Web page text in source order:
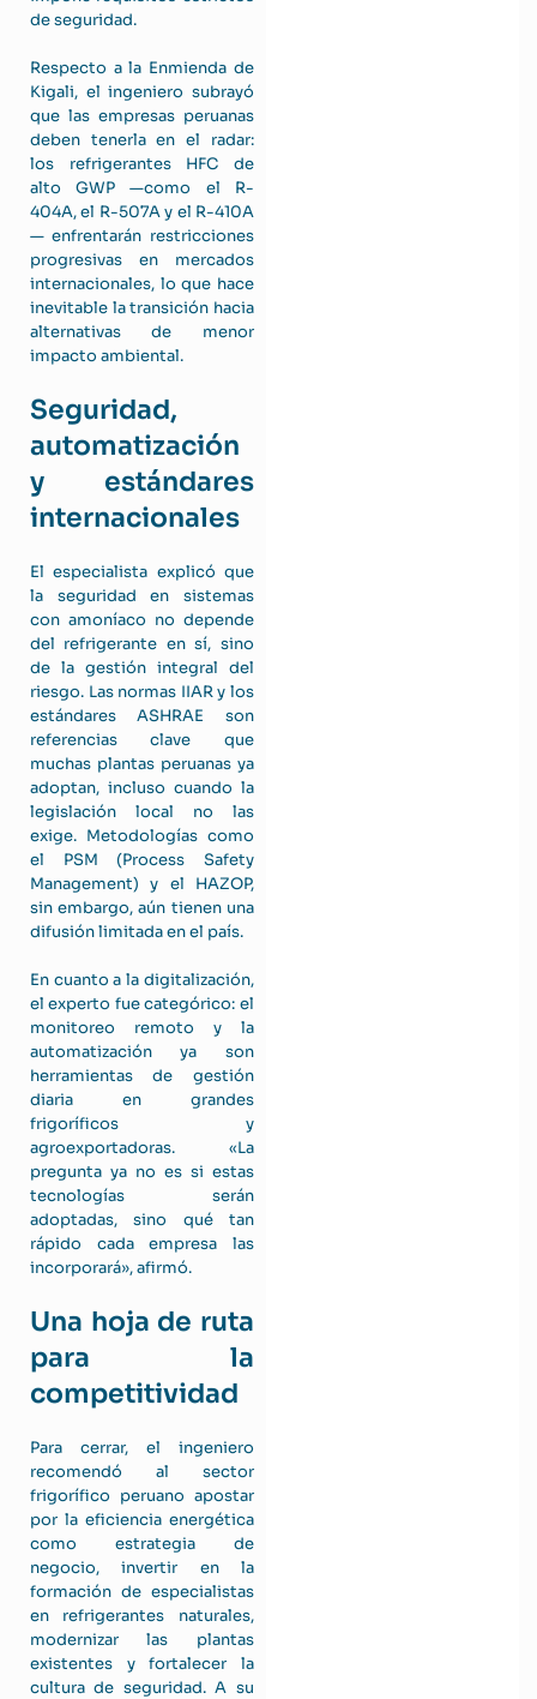
de seguridad.
Respecto a la Enmienda de
Kigali, el ingeniero subrayó
que las empresas peruanas
deben tenerla en el radar:
los refrigerantes HFC de
alto GWP —como el R-
404A, el R-507A y el R-410A
— enfrentarán restricciones
progresivas en mercados
internacionales, lo que hace
inevitable la transición hacia
alternativas de menor
impacto ambiental.
Seguridad,
automatización
y estándares
internacionales
El especialista explicó que
la seguridad en sistemas
con amoníaco no depende
del refrigerante en sí, sino
de la gestión integral del
riesgo. Las normas IIAR y los
estándares ASHRAE son
referencias clave que
muchas plantas peruanas ya
adoptan, incluso cuando la
legislación local no las
exige. Metodologías como
el PSM (Process Safety
Management) y el HAZOP,
sin embargo, aún tienen una
difusión limitada en el país.
En cuanto a la digitalización,
el experto fue categórico: el
monitoreo remoto y la
automatización ya son
herramientas de gestión
diaria en grandes
frigoríficos y
agroexportadoras. «La
pregunta ya no es si estas
tecnologías serán
adoptadas, sino qué tan
rápido cada empresa las
incorporará», afirmó.
Una hoja de ruta
para la
competitividad
Para cerrar, el ingeniero
recomendó al sector
frigorífico peruano apostar
por la eficiencia energética
como estrategia de
negocio, invertir en la
formación de especialistas
en refrigerantes naturales,
modernizar las plantas
existentes y fortalecer la
cultura de seguridad. A su